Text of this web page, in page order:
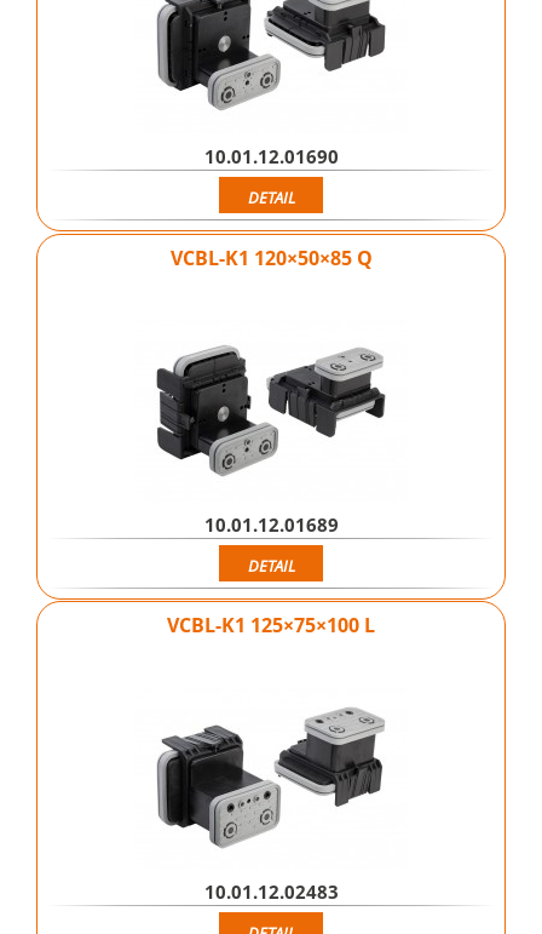
10.01.12.01690
DETAIL
VCBL-K1 120×50×85 Q
10.01.12.01689
DETAIL
VCBL-K1 125×75×100 L
10.01.12.02483